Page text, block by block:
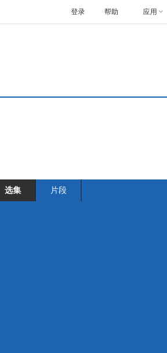
帮助 应用
登录
选集 片段